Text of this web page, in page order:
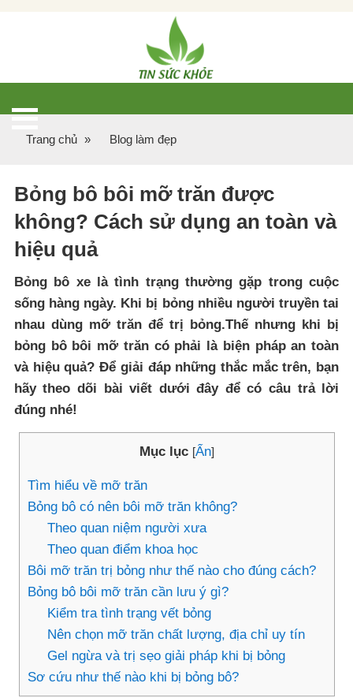
Trang chủ » Blog làm đẹp
Bỏng bô bôi mỡ trăn được
không? Cách sử dụng an toàn và
hiệu quả
Bỏng bô xe là tình trạng thường gặp trong cuộc
sống hàng ngày. Khi bị bỏng nhiều người truyền tai
nhau dùng mỡ trăn để trị bỏng.Thế nhưng khi bị
bỏng bô bôi mỡ trăn có phải là biện pháp an toàn
và hiệu quả? Để giải đáp những thắc mắc trên, bạn
hãy theo dõi bài viết dưới đây để có câu trả lời
đúng nhé!
Mục lục [Ẩn]
Tìm hiểu về mỡ trăn
Bỏng bô có nên bôi mỡ trăn không?
Theo quan niệm người xưa
Theo quan điểm khoa học
Bôi mỡ trăn trị bỏng như thế nào cho đúng cách?
Bỏng bô bôi mỡ trăn cần lưu ý gì?
Kiểm tra tình trạng vết bỏng
Nên chọn mỡ trăn chất lượng, địa chỉ uy tín
Gel ngừa và trị sẹo giải pháp khi bị bỏng
Sơ cứu như thế nào khi bị bỏng bô?